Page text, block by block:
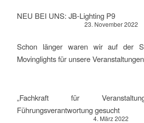
NEU BEI UNS: JB-Lighting P9
23. November 2022
Schon länger waren wir auf der
Movinglights für unsere
„Fachkraft für
Führungsverantwortung gesucht
4. März 2022